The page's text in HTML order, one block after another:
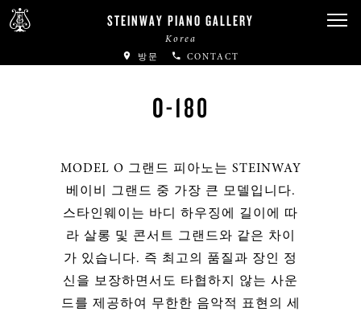
STEINWAY PIANO GALLERY
Korea
방문 CONTACT
O-180
MODEL O 그랜드 피아노는 STEINWAY
베이비 그랜드 중 가장 큰 모델입니다.
스타인웨이는 바디 하우징에 길이에 따
라 살롱 및 콘서트 그랜드와 같은 차이
가 있습니다. 즉 최고의 품질과 장인 정
신을 보장하면서도 타협하지 않는 사운
드를 제공하여 무한한 음악적 표현의 세